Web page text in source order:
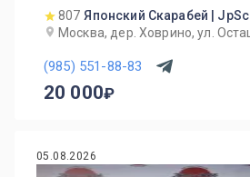
807 Японский Скарабей |
Москва, дер. Ховрино, ул.
(985) 551-88-83
20 000
05.08.2026